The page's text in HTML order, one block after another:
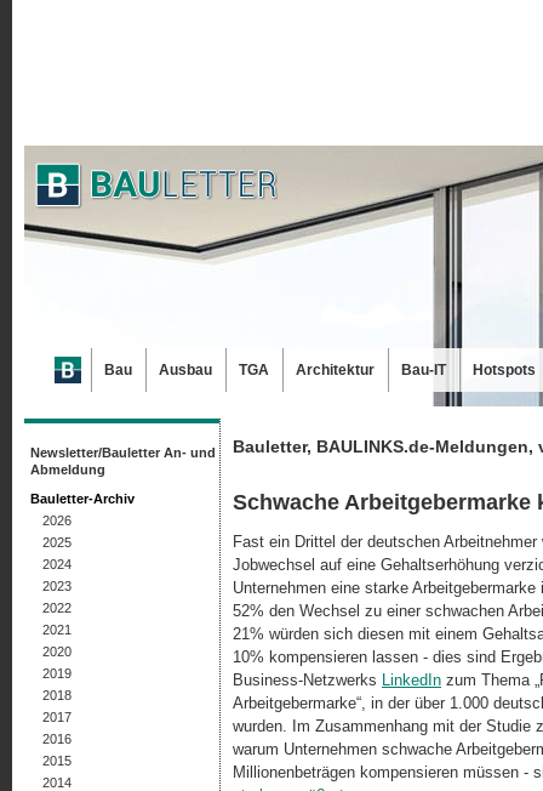
Bauletter, BAULINKS.de-Meldungen,
Schwache Arbeitgebermarke
Fast ein Drittel der deutschen Arbeitnehmer
Jobwechsel auf eine Gehaltserhöhung
Unternehmen eine starke
52% den Wechsel zu einer schwachen
21% würden sich diesen mit einem
10% kom­pen­sieren lassen - dies sind
Business-Netzwerks LinkedIn zum Thema
Arbeitgebermarke“, in der über 1.000
wurden. Im Zu­sam­men­hang mit der Studie
warum Unter­neh­men schwache
Millionenbeträgen kompensieren müssen -
Newsletter/Bauletter An- und
Abmeldung
Bauletter-Archiv
2026
2025
2024
2023
2022
2021
2020
2019
2018
2017
2016
2015
2014
Bau Ausbau TGA Architektur Bau-IT Hotspots